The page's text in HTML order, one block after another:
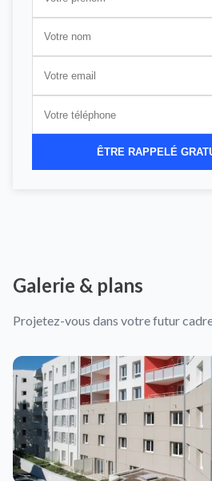
ÊTRE RAPPELÉ
Galerie & plans
Projetez-vous dans votre futur